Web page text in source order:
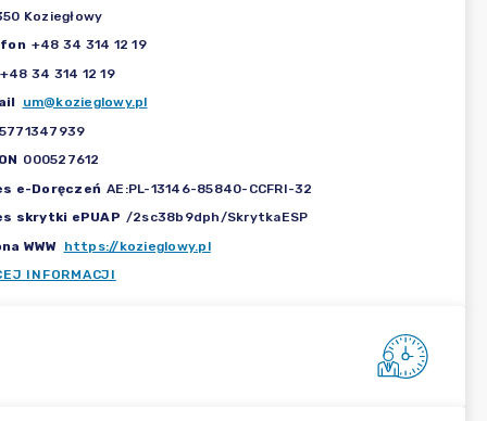
Koziegłowy
+48 34 314 12 19
+48 34 314 12 19
um@kozieglowy.pl
000527612
e-Doręczeń AE:PL-13146-85840-CCFRI-32
skrytki ePUAP /2sc38b9dph/SkrytkaESP
WWW https://kozieglowy.pl
INFORMACJI